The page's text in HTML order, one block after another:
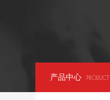
产品中心 PRODUCT